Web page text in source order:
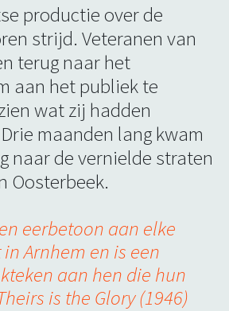
productie over de
strijd. Veteranen van
terug naar het
aan het publiek te
wat zij hadden
maanden lang kwam
naar de vernielde straten
Oosterbeek.
eerbetoon aan elke
Arnhem en is een
aan hen die hun
is the Glory(1946)